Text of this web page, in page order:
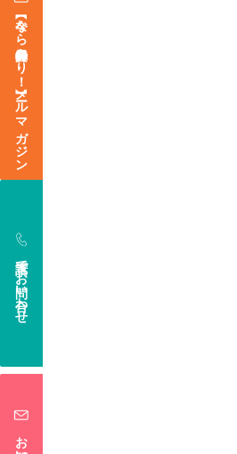
【今なら登録特典あり！】メールマガジン
電話でお問い合わせ